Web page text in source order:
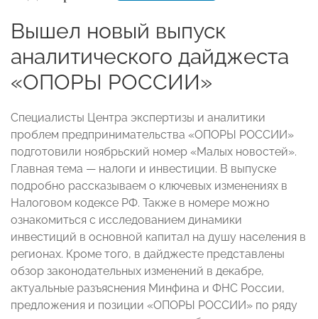
Вышел новый выпуск
аналитического дайджеста
«ОПОРЫ РОССИИ»
Специалисты Центра экспертизы и аналитики
проблем предпринимательства «ОПОРЫ РОССИИ»
подготовили ноябрьский номер «Малых новостей».
Главная тема — налоги и инвестиции. В выпуске
подробно рассказываем о ключевых изменениях в
Налоговом кодексе РФ. Также в номере можно
ознакомиться с исследованием динамики
инвестиций в основной капитал на душу населения в
регионах. Кроме того, в дайджесте представлены
обзор законодательных изменений в декабре,
актуальные разъяснения Минфина и ФНС России,
предложения и позиции «ОПОРЫ РОССИИ» по ряду